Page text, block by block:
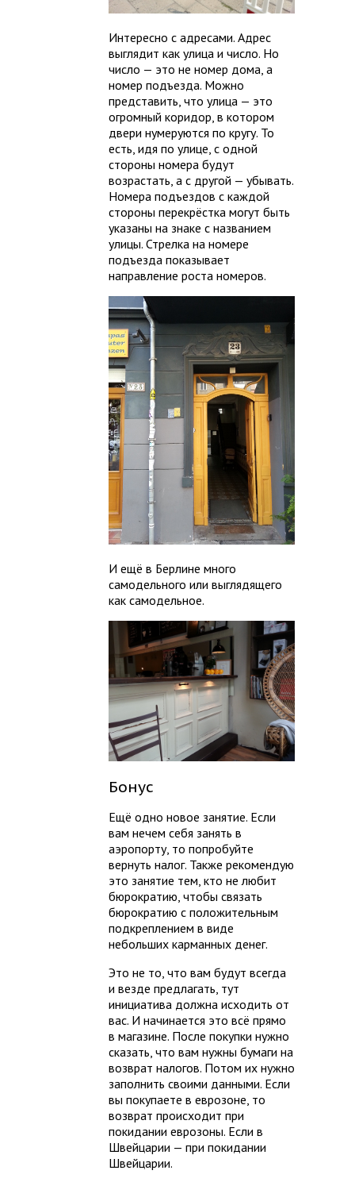
Интересно с адресами. Адрес
выглядит как улица и число. Но
число — это не номер дома, а
номер подъезда. Можно
представить, что улица — это
огромный коридор, в котором
двери нумеруются по кругу. То
есть, идя по улице, с одной
стороны номера будут
возрастать, а с другой — убывать.
Номера подъездов с каждой
стороны перекрёстка могут быть
указаны на знаке с названием
улицы. Стрелка на номере
подъезда показывает
направление роста номеров.
И ещё в Берлине много
самодельного или выглядящего
как самодельное.
Бонус
Ещё одно новое занятие. Если
вам нечем себя занять в
аэропорту, то попробуйте
вернуть налог. Также рекомендую
это занятие тем, кто не любит
бюрократию, чтобы связать
бюрократию с положительным
подкреплением в виде
небольших карманных денег.
Это не то, что вам будут всегда
и везде предлагать, тут
инициатива должна исходить от
вас. И начинается это всё прямо
в магазине. После покупки нужно
сказать, что вам нужны бумаги на
возврат налогов. Потом их нужно
заполнить своими данными. Если
вы покупаете в еврозоне, то
возврат происходит при
покидании еврозоны. Если в
Швейцарии — при покидании
Швейцарии.